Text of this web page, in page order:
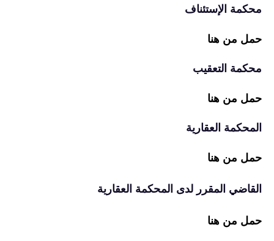
محكمة الإستئناف
حمل من هنا
محكمة التعقيب
حمل من هنا
المحكمة العقارية
حمل من هنا
القاضي المقرر لدى المحكمة العقارية
حمل من هنا